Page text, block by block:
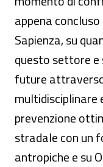
appena
Sapienza, su
questo settore
future
prevenzione
stradale con un
antropiche e su